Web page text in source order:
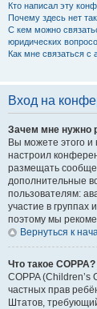
Кто написал эту
Почему здесь нет
С кем можно
юридических
Как мне связаться с
Вход на
Зачем мне нужно
Вы можете этого и
настроил
размещать
дополнительные
пользователям:
участие в группах
поэтому мы
Вернуться к
Что такое COPPA?
COPPA (Children’s
частных прав
Штатов,